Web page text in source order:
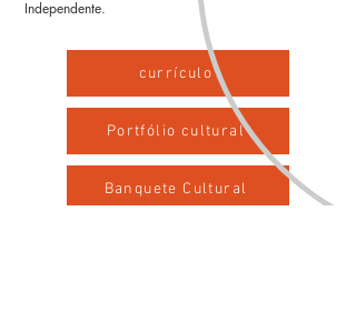
Independente.
currículo
Portfólio cultural
Banquete Cultural